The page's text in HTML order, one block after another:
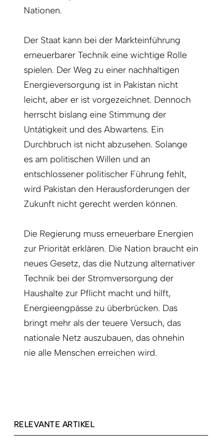
Nationen.
Der Staat kann bei der Markteinführung
erneuerbarer Technik eine wichtige Rolle
spielen. Der Weg zu einer nachhaltigen
Energieversorgung ist in Pakistan nicht
leicht, aber er ist vorgezeichnet. Dennoch
herrscht bislang eine Stimmung der
Untätigkeit und des Abwartens. Ein
Durchbruch ist nicht abzusehen. Solange
es am politischen Willen und an
entschlossener politischer Führung fehlt,
wird Pakistan den Herausforderungen der
Zukunft nicht gerecht werden können.
Die Regierung muss erneuerbare Energien
zur Priorität erklären. Die Nation braucht ein
neues Gesetz, das die Nutzung alternativer
Technik bei der Stromversorgung der
Haushalte zur Pflicht macht und hilft,
Energieengpässe zu überbrücken. Das
bringt mehr als der teuere Versuch, das
nationale Netz auszubauen, das ohnehin
nie alle Menschen erreichen wird.
RELEVANTE ARTIKEL